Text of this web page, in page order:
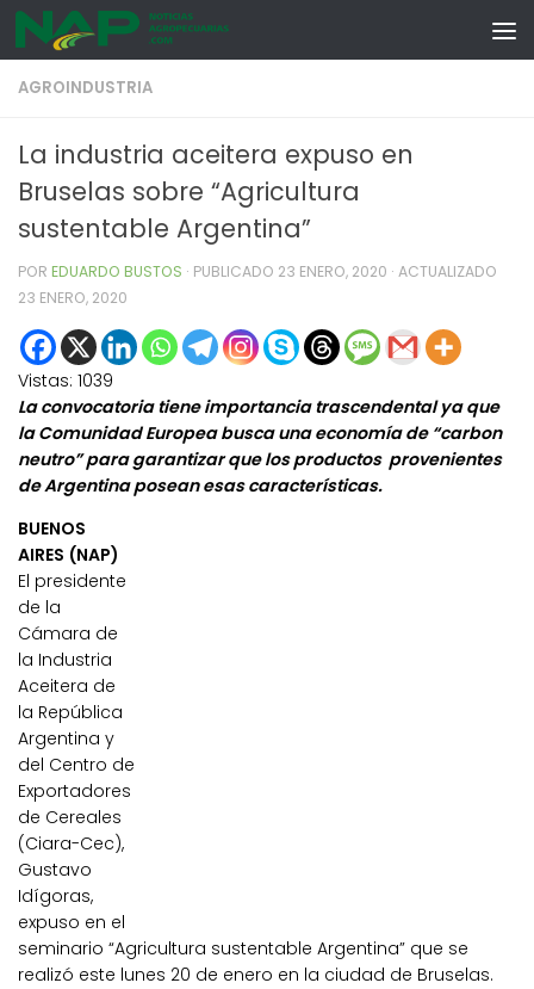
Skip to content
AGROINDUSTRIA
La industria aceitera expuso en
Bruselas sobre “Agricultura
sustentable Argentina”
POR EDUARDO BUSTOS · PUBLICADO 23 ENERO, 2020 · ACTUALIZADO
23 ENERO, 2020
Vistas: 1039
La convocatoria tiene importancia trascendental ya que
la Comunidad Europea busca una economía de “carbon
neutro” para garantizar que los productos provenientes
de Argentina posean esas características.
BUENOS
AIRES (NAP)
El presidente
de la
Cámara de
la Industria
Aceitera de
la República
Argentina y
del Centro de
Exportadores
de Cereales
(Ciara-Cec),
Gustavo
Idígoras,
expuso en el
seminario “Agricultura sustentable Argentina” que se
realizó este lunes 20 de enero en la ciudad de Bruselas.